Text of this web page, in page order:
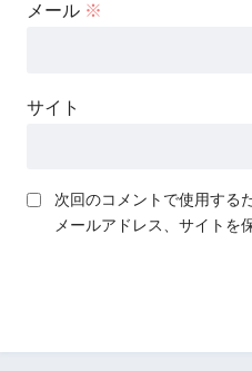
メール ※
サイト
次回のコメントで使用する
メールアドレス、サイトを